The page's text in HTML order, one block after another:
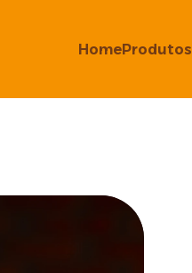
HomeProdutos